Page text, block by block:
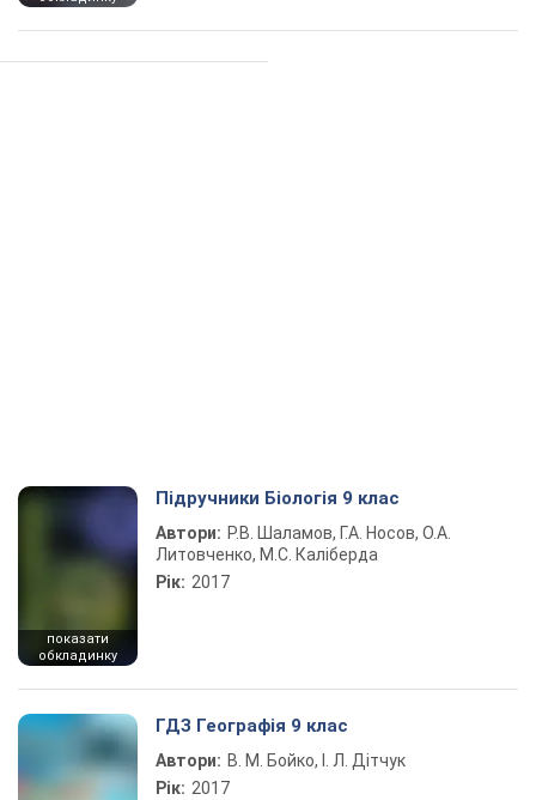
показати
обкладинку
Підручники Біологія 9 клас
Автори: Р.В. Шаламов, Г.А. Носов, О.А.
Литовченко, М.С. Каліберда
Рік: 2017
ГДЗ Географія 9 клас
Автори: В. М. Бойко, І. Л. Дітчук
Рік: 2017